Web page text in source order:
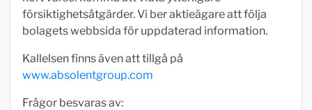
försiktighetsåtgärder. Vi ber aktieägare att följa
bolagets webbsida för uppdaterad information.
Kallelsen finns även att tillgå på
www.absolentgroup.com
Frågor besvaras av: